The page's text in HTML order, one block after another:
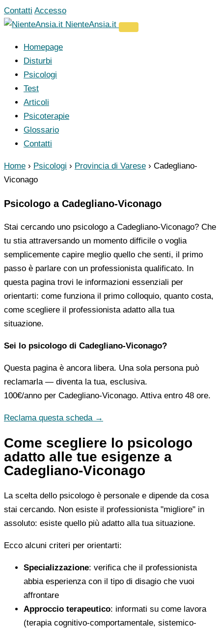
Vai
al
Contatti Accesso
NienteAnsia.it
Homepage
Disturbi
Psicologi
Test
Articoli
Psicoterapie
Glossario
Contatti
Home › Psicologi › Provincia di Varese › Cadegliano-
Viconago
Psicologo a Cadegliano-Viconago
Stai cercando uno psicologo a Cadegliano-Viconago? Che
tu stia attraversando un momento difficile o voglia
semplicemente capire meglio quello che senti, il primo
passo è parlare con un professionista qualificato. In
questa pagina trovi le informazioni essenziali per
orientarti: come funziona il primo colloquio, quanto costa,
come scegliere il professionista adatto alla tua
situazione.
Sei lo psicologo di Cadegliano-Viconago?
Questa pagina è ancora libera. Una sola persona può
reclamarla — diventa la tua, esclusiva.
100€/anno per Cadegliano-Viconago. Attiva entro 48 ore.
Reclama questa scheda →
Come scegliere lo psicologo
adatto alle tue esigenze a
Cadegliano-Viconago
La scelta dello psicologo è personale e dipende da cosa
stai cercando. Non esiste il professionista "migliore" in
assoluto: esiste quello più adatto alla tua situazione.
Ecco alcuni criteri per orientarti:
Specializzazione: verifica che il professionista
abbia esperienza con il tipo di disagio che vuoi
affrontare
Approccio terapeutico: informati su come lavora
(terapia cognitivo-comportamentale, sistemico-